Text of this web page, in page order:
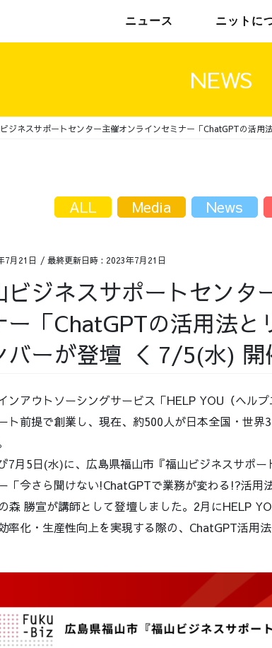
ニュース ニットに
NEWS
ジネスサポートセンター主催オンラインセミナー「ChatGPTの活
7月21日 / 最終更新日時 : 2023年7月21日
ビジネスサポートセンタ
ー「ChatGPTの活用法
バーが登壇 ＜ 7/5(水) 開
ンアウトソーシングサービス「HELP YOU（ヘル
ト前提で創業し、現在、約500人が日本全国・世界
7月5日(水)に、広島県福山市『福山ビジネスサポ
「今さら聞けない!ChatGPTで業務が変わる!?活用
森 勝宣が講師として登壇しました。2月にHELP
率化・生産性向上を実現する際の、ChatGPT活用
ALL Media News